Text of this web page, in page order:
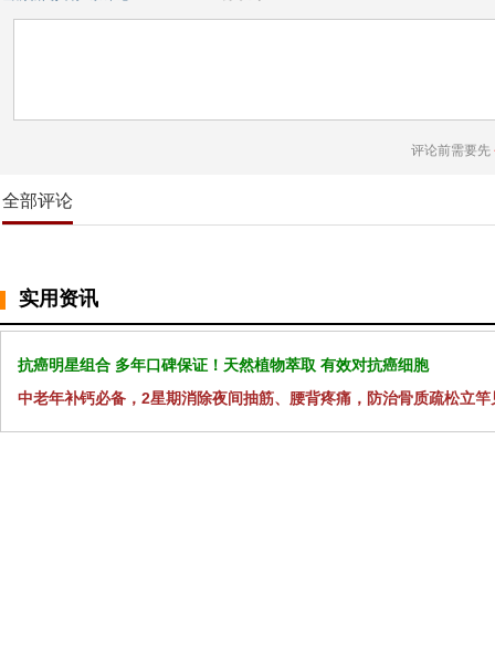
评论前需要先
全部评论
实用资讯
抗癌明星组合 多年口碑保证！天然植物萃取 有效对抗癌细胞
中老年补钙必备，2星期消除夜间抽筋、腰背疼痛，防治骨质疏松立竿